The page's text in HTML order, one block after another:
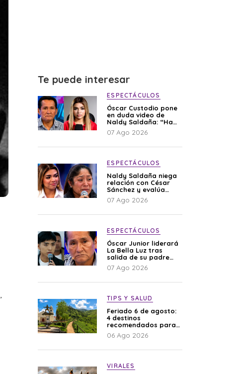
Te puede interesar
ESPECTÁCULOS
Óscar Custodio pone
en duda video de
Naldy Saldaña: “Hay
cosas que de repente
se han editado”
07 Ago 2026
ESPECTÁCULOS
Naldy Saldaña niega
relación con César
Sánchez y evalúa
denunciar a su
esposa: “Es una
07 Ago 2026
ESPECTÁCULOS
Óscar Junior liderará
La Bella Luz tras
salida de su padre
por polémica con
Naldy Saldaña
07 Ago 2026
TIPS Y SALUD
Feriado 6 de agosto:
4 destinos
recomendados para
disfrutar el descanso
06 Ago 2026
VIRALES